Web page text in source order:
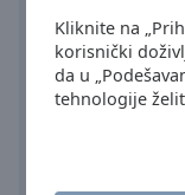
Kliknite na
korisnički
da u
tehnologije
Background